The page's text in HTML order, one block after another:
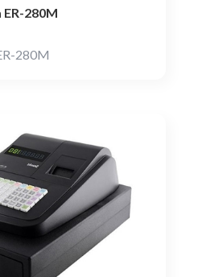
280M
280M